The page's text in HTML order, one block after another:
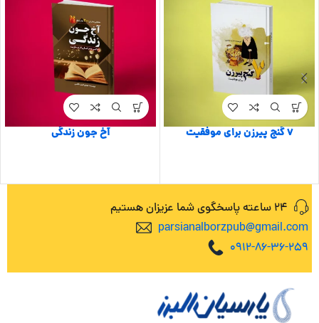
7 گنج پیرزن برای موفقیت آخ جون زندگی
24 ساعته پاسخگوی شما عزیزان هستیم
parsianalborzpub@gmail.com
0912-86-36-259